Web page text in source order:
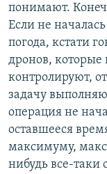
понимают.
Если не
погода, кстати
дронов, которые
контролируют,
задачу
операция не
оставшееся
максимуму,
нибудь все-таки